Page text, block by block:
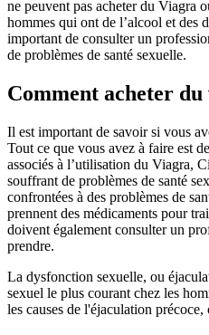
ne peuvent pas acheter du Viagra
hommes qui ont de l’alcool et des
important de consulter un
de problèmes de santé sexuelle.
Comment acheter
Il est important de savoir si vous
Tout ce que vous avez à faire est
associés à l’utilisation du Viagra,
souffrant de problèmes de santé
confrontées à des problèmes de
prennent des médicaments pour
doivent également consulter un
prendre.
La dysfonction sexuelle, ou
sexuel le plus courant chez les
les causes de l'éjaculation